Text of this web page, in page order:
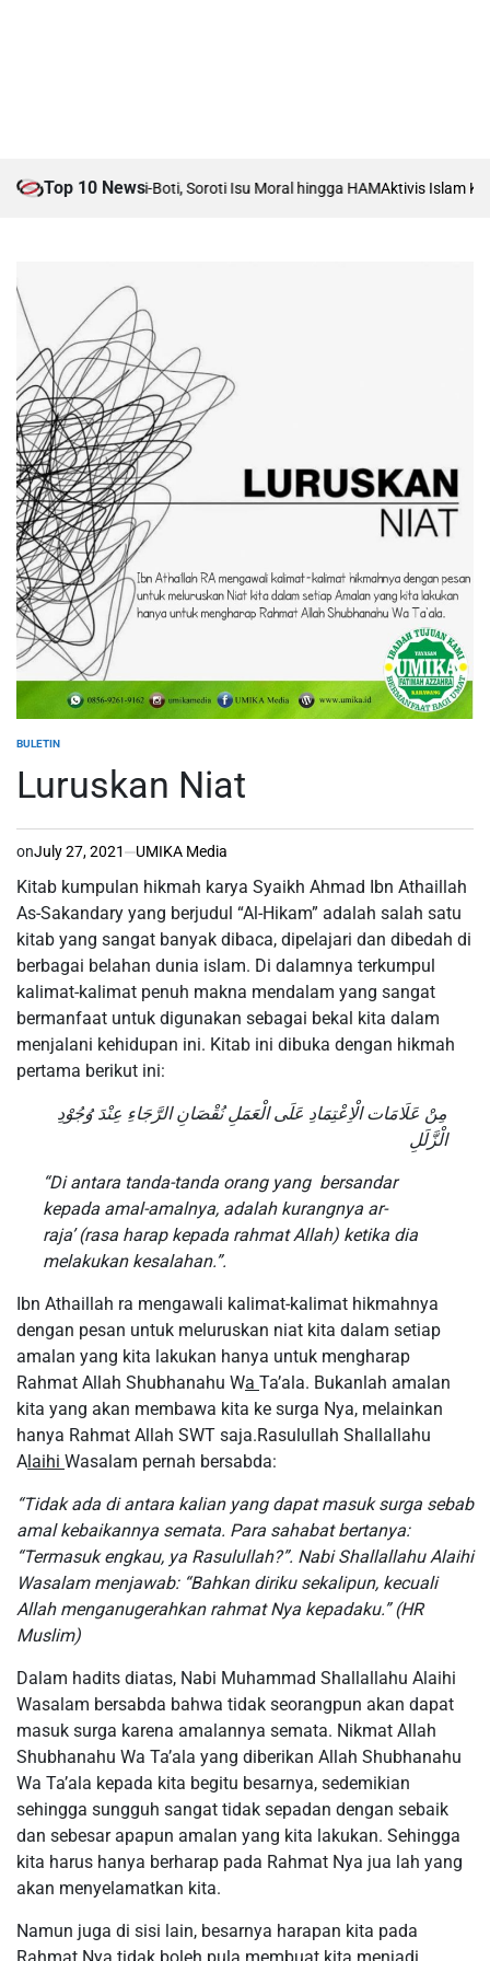
Top 10 News
Boti vs Anti-Boti, Soroti Isu Moral hingga HAMAktivis Islam
POSTED
BULETIN
Luruskan Niat
onJuly 27, 2021 UMIKA Media
Kitab kumpulan hikmah karya Syaikh Ahmad Ibn Athaillah
As-Sakandary yang berjudul “Al-Hikam” adalah salah satu
kitab yang sangat banyak dibaca, dipelajari dan dibedah di
berbagai belahan dunia islam. Di dalamnya terkumpul
kalimat-kalimat penuh makna mendalam yang sangat
bermanfaat untuk digunakan sebagai bekal kita dalam
menjalani kehidupan ini. Kitab ini dibuka dengan hikmah
pertama berikut ini:
مِنْ عَلَامَات الْاِعْتِمَادِ عَلَى الْعَمَلِ نُقْصَانِ الرَّجَاءِ عِنْدَ وُجُوْدِ
الْزَّلَلِ
“Di antara tanda-tanda orang yang bersandar
kepada amal-amalnya, adalah kurangnya ar-
raja’ (rasa harap kepada rahmat Allah) ketika dia
melakukan kesalahan.”.
Ibn Athaillah ra mengawali kalimat-kalimat hikmahnya
dengan pesan untuk meluruskan niat kita dalam setiap
amalan yang kita lakukan hanya untuk mengharap
Rahmat Allah Shubhanahu Wa Ta’ala. Bukanlah amalan
kita yang akan membawa kita ke surga Nya, melainkan
hanya Rahmat Allah SWT saja.Rasulullah Shallallahu
Alaihi Wasalam pernah bersabda:
“Tidak ada di antara kalian yang dapat masuk surga sebab
amal kebaikannya semata. Para sahabat bertanya:
“Termasuk engkau, ya Rasulullah?”. Nabi Shallallahu Alaihi
Wasalam menjawab: “Bahkan diriku sekalipun, kecuali
Allah menganugerahkan rahmat Nya kepadaku.” (HR
Muslim)
Dalam hadits diatas, Nabi Muhammad Shallallahu Alaihi
Wasalam bersabda bahwa tidak seorangpun akan dapat
masuk surga karena amalannya semata. Nikmat Allah
Shubhanahu Wa Ta’ala yang diberikan Allah Shubhanahu
Wa Ta’ala kepada kita begitu besarnya, sedemikian
sehingga sungguh sangat tidak sepadan dengan sebaik
dan sebesar apapun amalan yang kita lakukan. Sehingga
kita harus hanya berharap pada Rahmat Nya jua lah yang
akan menyelamatkan kita.
Namun juga di sisi lain, besarnya harapan kita pada